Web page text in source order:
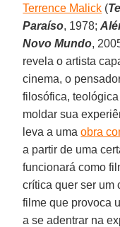
Terrence Malick (
Paraíso, 1978;
Novo Mundo,
revela o artista
cinema, o
filosófica,
moldar sua
leva a umaobra
a partir de uma
funcionará como
crítica quer ser um
filme que provoca
a se adentrar na